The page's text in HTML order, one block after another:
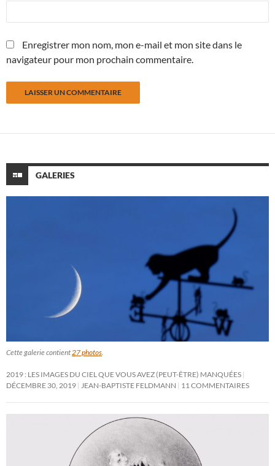
Enregistrer mon nom, mon e-mail et mon site dans le
navigateur pour mon prochain commentaire.
GALERIES
Cette galerie contient27 photos.
2019 : LES IMAGES DU CIEL QUE VOUS AVEZ (PEUT-ÊTRE) MANQUÉES
DÉCEMBRE 30, 2019 JEAN-BAPTISTE FELDMANN 11 COMMENTAIRES